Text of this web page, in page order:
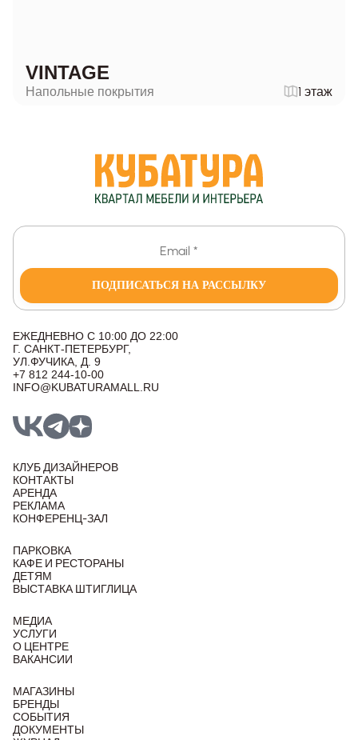
VINTAGE
Напольные покрытия 1 этаж
ПОДПИСАТЬСЯ НА РАССЫЛКУ
ЕЖЕДНЕВНО С 10:00 ДО 22:00
Г. САНКТ-ПЕТЕРБУРГ,
УЛ.ФУЧИКА, Д. 9
+7 812 244-10-00
INFO@KUBATURAMALL.RU
КЛУБ ДИЗАЙНЕРОВ
КОНТАКТЫ
АРЕНДА
РЕКЛАМА
КОНФЕРЕНЦ-ЗАЛ
ПАРКОВКА
КАФЕ И РЕСТОРАНЫ
ДЕТЯМ
ВЫСТАВКА ШТИГЛИЦА
МЕДИА
УСЛУГИ
О ЦЕНТРЕ
ВАКАНСИИ
МАГАЗИНЫ
БРЕНДЫ
СОБЫТИЯ
ДОКУМЕНТЫ